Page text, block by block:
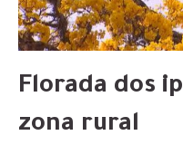
Florada dos
zona rural